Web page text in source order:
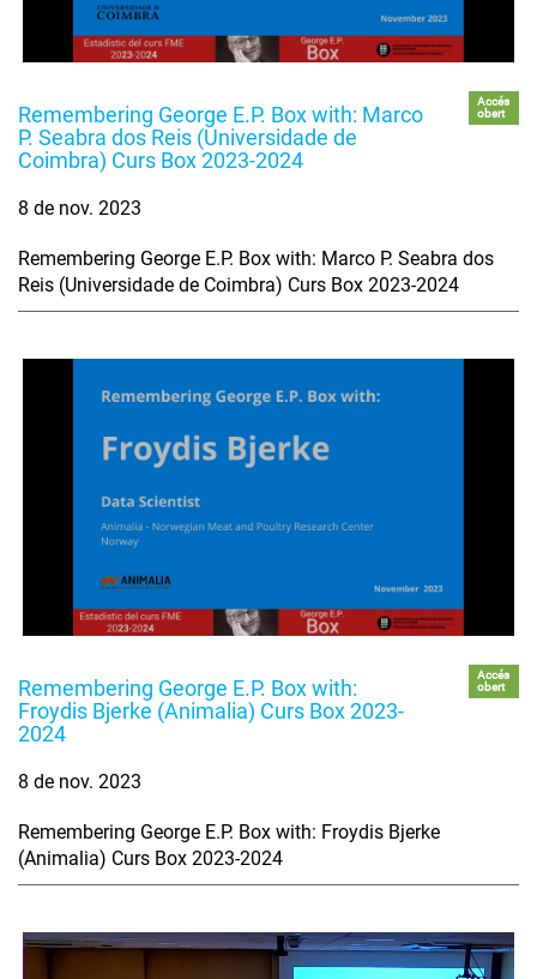
Remembering George E.P. Box with: Marco
P. Seabra dos Reis (Universidade de
Coimbra) Curs Box 2023-2024
Accés
obert
8 de nov. 2023
Remembering George E.P. Box with: Marco P. Seabra dos
Reis (Universidade de Coimbra) Curs Box 2023-2024
Remembering George E.P. Box with:
Froydis Bjerke (Animalia) Curs Box 2023-
2024
Accés
obert
8 de nov. 2023
Remembering George E.P. Box with: Froydis Bjerke
(Animalia) Curs Box 2023-2024